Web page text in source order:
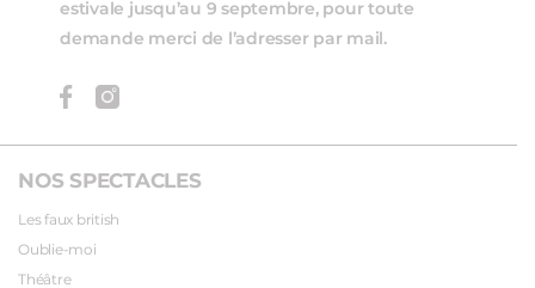
NOS SPECTACLES
Les faux british
Oublie-moi
Théâtre
estivale jusqu’au 9 septembre, pour toute
demande merci de l’adresser par mail.